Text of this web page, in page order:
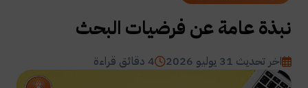
نبذة عامة عن فرضيات البحث
اخر تحديث 31 يوليو 2026 4 دقائق قراءة